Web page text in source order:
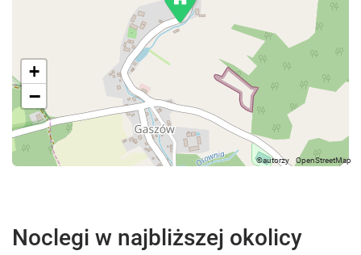
+
−
Noclegi w najbliższej okolicy